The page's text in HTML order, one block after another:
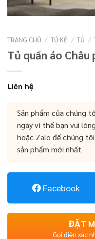
TRANG CHỦ / TỦ KỆ / TỦ /
Tủ quần áo Châu
Liên hệ
Sản phẩm của chúng
ngày vì thế bạn vui
hoặc Zalo để chúng
sản phẩm mới nhất
Facebook
ĐẶT
Gọi điện xác